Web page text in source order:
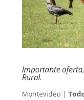
Importante
Rural.
Montevideo |